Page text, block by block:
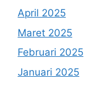
April 2025
Maret 2025
Februari 2025
Januari 2025